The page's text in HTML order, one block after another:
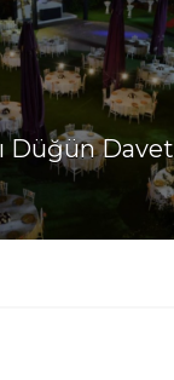
Düğün Davet